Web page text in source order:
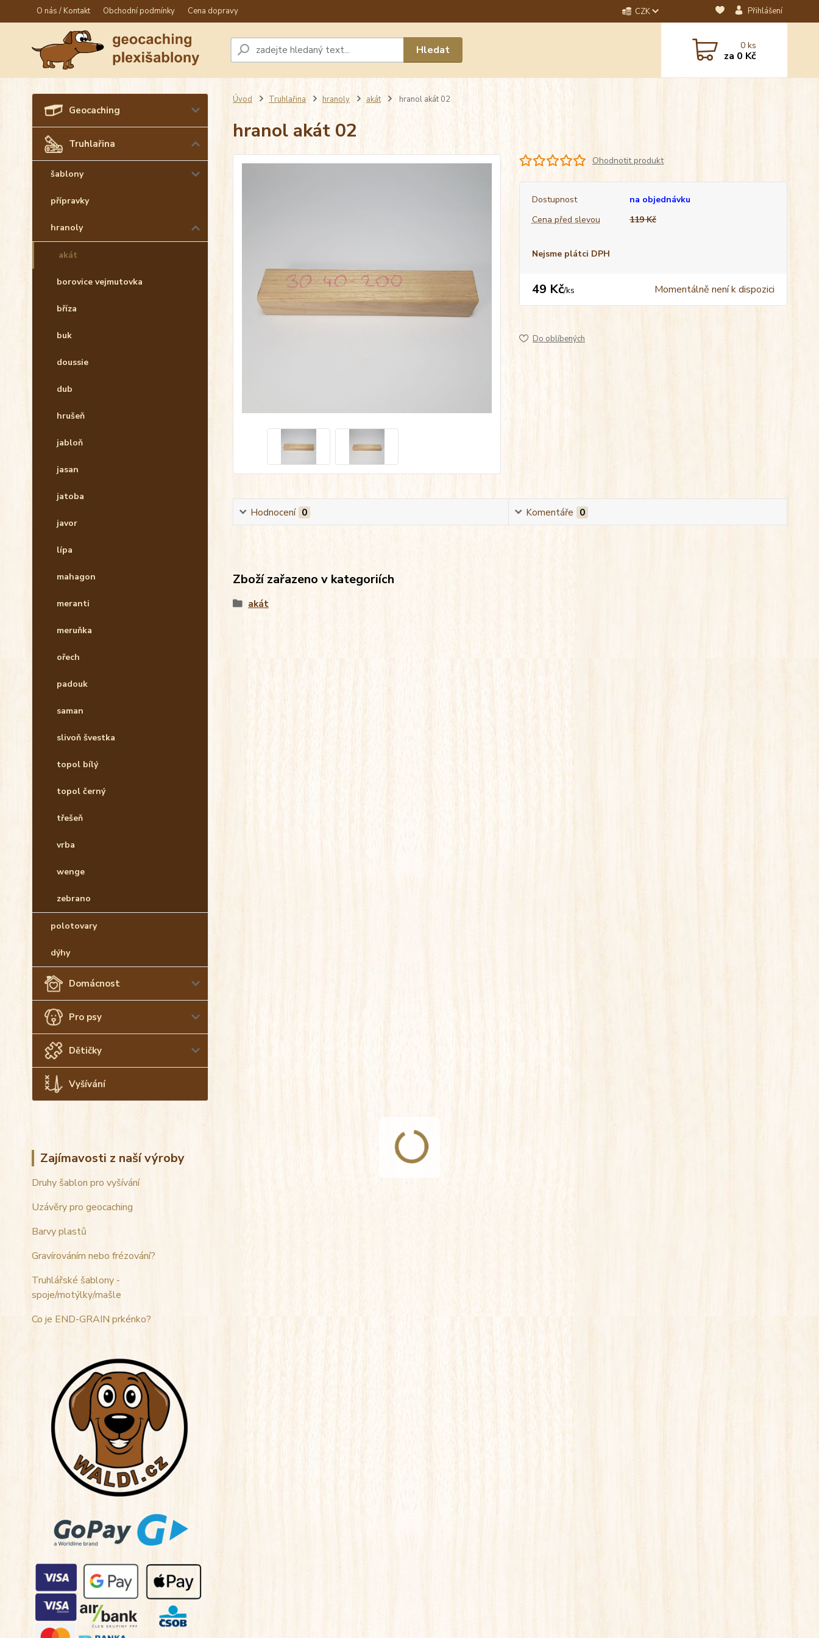
O nás / Kontakt Obchodní podmínky Cena dopravy CZK Přihlášení
Hledat 0ks
za 0 Kč
Geocaching
Truhlařina
šablony
přípravky
hranoly
akát
borovice vejmutovka
bříza
buk
doussie
dub
hrušeň
jabloň
jasan
jatoba
javor
lípa
mahagon
meranti
meruňka
ořech
padouk
saman
slivoň švestka
topol bílý
topol černý
třešeň
vrba
wenge
zebrano
polotovary
dýhy
Domácnost
Pro psy
Dětičky
Vyšívání
Zajímavosti z naší výroby
Druhy šablon pro vyšívání
Uzávěry pro geocaching
Barvy plastů
Gravírováním nebo frézování?
Truhlářské šablony -
spoje/motýlky/mašle
Co je END-GRAIN prkénko?
Úvod Truhlařina hranoly akát hranol akát 02
hranol akát 02
Ohodnotit produkt
Dostupnost
na objednávku
Cena před slevou
119 Kč
Nejsme plátci DPH
49 Kč/ks Momentálně není k dispozici
Do oblíbených
Hodnocení 0 Komentáře 0
Zboží zařazeno v kategoriích
akát